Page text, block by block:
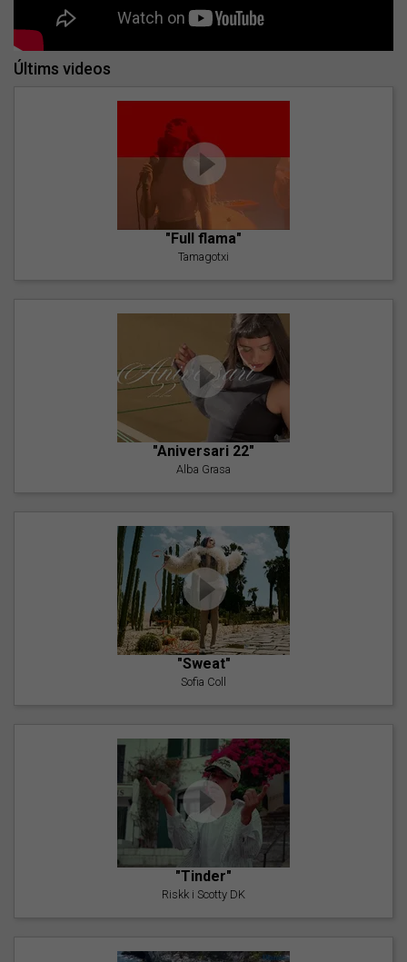
Últims videos
"Full flama"
Tamagotxi
"Aniversari 22"
Alba Grasa
"Sweat"
Sofia Coll
"Tinder"
Riskk i Scotty DK